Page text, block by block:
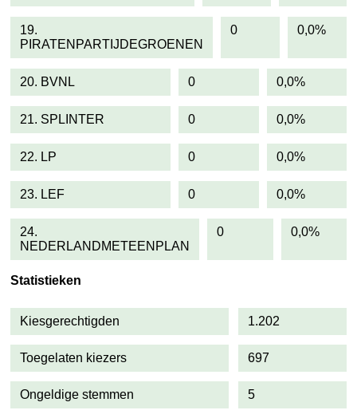
19.
PIRATENPARTIJDEGROENEN
0 0,0%
20. BVNL 0 0,0%
21. SPLINTER 0 0,0%
22. LP 0 0,0%
23. LEF 0 0,0%
24.
NEDERLANDMETEENPLAN
0 0,0%
Statistieken
Kiesgerechtigden 1.202
Toegelaten kiezers 697
Ongeldige stemmen 5